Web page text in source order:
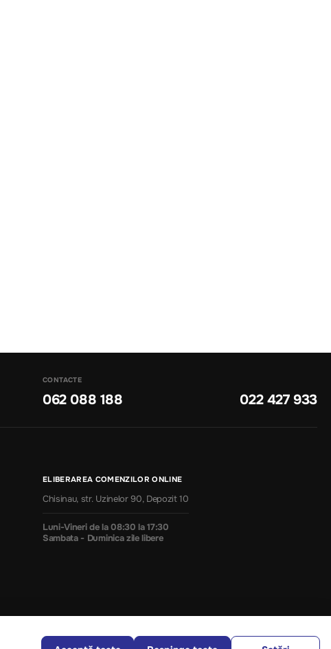
CONTACTE
062 088 188 022 427 933
ELIBERAREA COMENZILOR ONLINE
Chisinau, str. Uzinelor 90, Depozit 10
Luni-Vineri de la 08:30 la 17:30
Sambata - Duminica zile libere